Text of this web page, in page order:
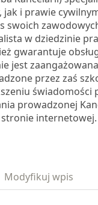
jak i prawie
swoich
w dziedzinie
gwarantuje
jest
przez zaś
świadomości
prowadzonej
stronie internetowej.
Modyfikuj wpis